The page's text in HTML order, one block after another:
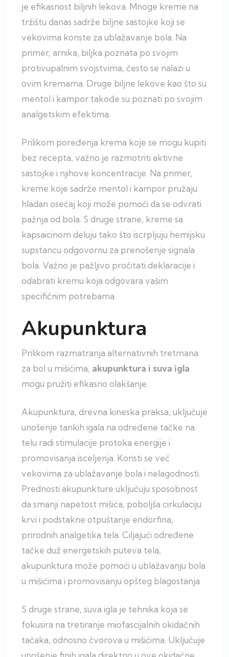
je efikasnost biljnih lekova. Mnoge kreme na
tržištu danas sadrže biljne sastojke koji se
vekovima koriste za ublažavanje bola. Na
primer, arnika, biljka poznata po svojim
protivupalnim svojstvima, često se nalazi u
ovim kremama. Druge biljne lekove kao što su
mentol i kampor takođe su poznati po svojim
analgetskim efektima.
Prilikom poređenja krema koje se mogu kupiti
bez recepta, važno je razmotriti aktivne
sastojke i njihove koncentracije. Na primer,
kreme koje sadrže mentol i kampor pružaju
hladan osećaj koji može pomoći da se odvrati
pažnja od bola. S druge strane, kreme sa
kapsaicinom deluju tako što iscrpljuju hemijsku
supstancu odgovornu za prenošenje signala
bola. Važno je pažljivo pročitati deklaracije i
odabrati kremu koja odgovara vašim
specifičnim potrebama.
Akupunktura
Prilikom razmatranja alternativnih tretmana
za bol u mišićima, akupunktura i suva igla
mogu pružiti efikasno olakšanje.
Akupunktura, drevna kineska praksa, uključuje
unošenje tankih igala na određene tačke na
telu radi stimulacije protoka energije i
promovisanja isceljenja. Koristi se već
vekovima za ublažavanje bola i nelagodnosti.
Prednosti akupunkture uključuju sposobnost
da smanji napetost mišića, poboljša cirkulaciju
krvi i podstakne otpuštanje endorfina,
prirodnih analgetika tela. Ciljajući određene
tačke duž energetskih puteva tela,
akupunktura može pomoći u ublažavanju bola
u mišićima i promovisanju opšteg blagostanja.
S druge strane, suva igla je tehnika koja se
fokusira na tretiranje miofascijalnih okidačnih
tačaka, odnosno čvorova u mišićima. Uključuje